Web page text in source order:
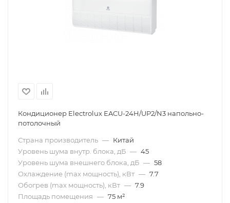
Кондиционер Electrolux EACU-24H/UP2/N3 напольно-
потолочный
Страна производитель — Китай
Уровень шума внутр. блока, дБ — 45
Уровень шума внешнего блока, дБ — 58
Охлаждение (max мощность), кВт — 7.7
Обогрев (max мощность), кВт — 7.9
Площадь помещения — 75 м²